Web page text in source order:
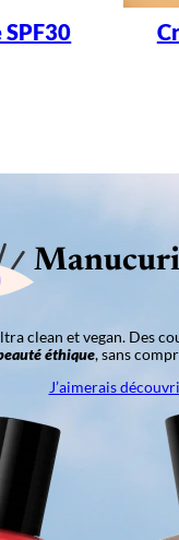
clean et vegan. Des
éthique, sans
J’aimerais